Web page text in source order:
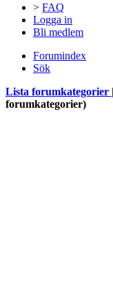
> FAQ
Logga in
Bli medlem
Forumindex
Sök
Lista forumkategorier
forumkategorier)